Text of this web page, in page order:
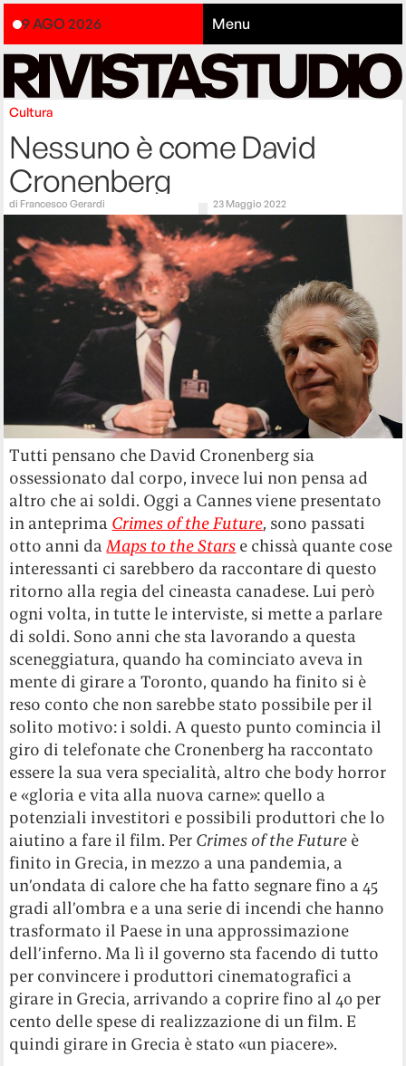
9 AGO 2026 Menu
Cultura
Nessuno è come David
Cronenberg
di Francesco Gerardi 23 Maggio 2022
Tutti pensano che David Cronenberg sia
ossessionato dal corpo, invece lui non pensa ad
altro che ai soldi. Oggi a Cannes viene presentato
in anteprima Crimes of the Future, sono passati
otto anni daMaps to the Stars e chissà quante cose
interessanti ci sarebbero da raccontare di questo
ritorno alla regia del cineasta canadese. Lui però
ogni volta, in tutte le interviste, si mette a parlare
di soldi. Sono anni che sta lavorando a questa
sceneggiatura, quando ha cominciato aveva in
mente di girare a Toronto, quando ha finito si è
reso conto che non sarebbe stato possibile per il
solito motivo: i soldi. A questo punto comincia il
giro di telefonate che Cronenberg ha raccontato
essere la sua vera specialità, altro che body horror
e «gloria e vita alla nuova carne»: quello a
potenziali investitori e possibili produttori che lo
aiutino a fare il film. Per Crimes of the Future è
finito in Grecia, in mezzo a una pandemia, a
un’ondata di calore che ha fatto segnare fino a 45
gradi all’ombra e a una serie di incendi che hanno
trasformato il Paese in una approssimazione
dell’inferno. Ma lì il governo sta facendo di tutto
per convincere i produttori cinematografici a
girare in Grecia, arrivando a coprire fino al 40 per
cento delle spese di realizzazione di un film. E
quindi girare in Grecia è stato «un piacere».